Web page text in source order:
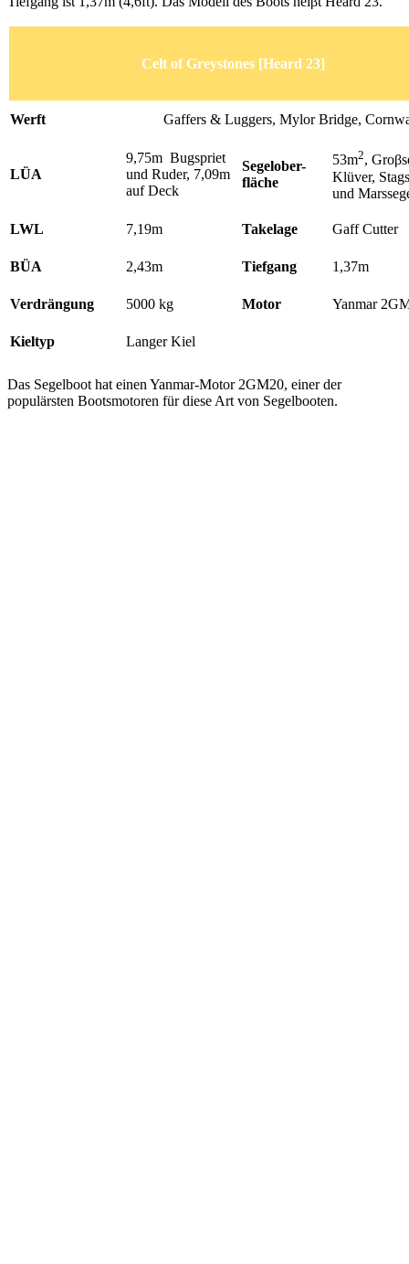
Celt of Greystones [Heard 23]
Werft Gaffers & Luggers, Mylor Bridge,
LÜA
9,75m Bugspriet
und Ruder, 7,09m
auf Deck
Segelober-
fläche
53m2,
Klüver,
und
LWL 7,19m Takelage Gaff Cutter
BÜA 2,43m Tiefgang 1,37m
Verdrängung 5000 kg Motor Yanmar
Kieltyp Langer Kiel
Das Segelboot hat einen Yanmar-Motor 2GM20, einer der
populärsten Bootsmotoren für diese Art von Segelbooten.